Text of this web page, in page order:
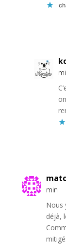
min
Nous
déjà,